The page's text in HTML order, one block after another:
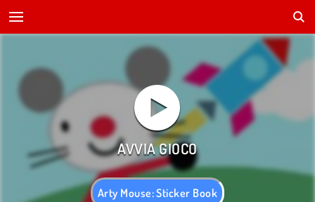
Arty Mouse: Sticker Book